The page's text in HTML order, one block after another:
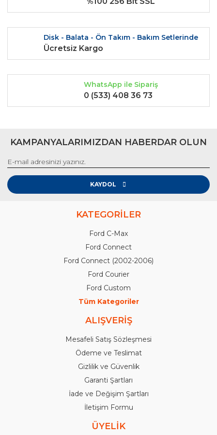
Disk - Balata - Ön Takım - Bakım Setlerinde
Ücretsiz Kargo
WhatsApp ile Sipariş
0 (533) 408 36 73
KAMPANYALARIMIZDAN HABERDAR OLUN
KAYDOL
KATEGORİLER
Ford C-Max
Ford Connect
Ford Connect (2002-2006)
Ford Courier
Ford Custom
Tüm Kategoriler
ALIŞVERİŞ
Mesafeli Satış Sözleşmesi
Ödeme ve Teslimat
Gizlilik ve Güvenlik
Garanti Şartları
İade ve Değişim Şartları
İletişim Formu
ÜYELİK